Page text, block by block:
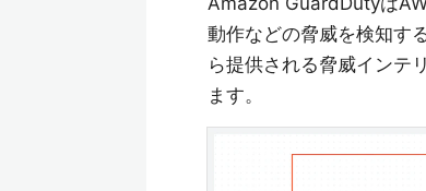
動作などの脅威を検知す
ら提供される脅威インテ
ます。